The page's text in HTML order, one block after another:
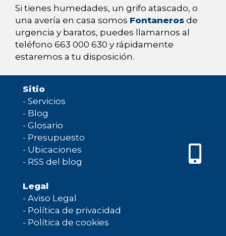
Si tienes humedades, un grifo atascado, o
una avería en casa somos Fontaneros de
urgencia y baratos, puedes llamarnos al
teléfono 663 000 630 y rápidamente
estaremos a tu disposición.
Sitio
- Servicios
- Blog
- Glosario
- Presupuesto
- Ubicaciones
- RSS del blog
Legal
- Aviso Legal
- Política de privacidad
- Política de cookies